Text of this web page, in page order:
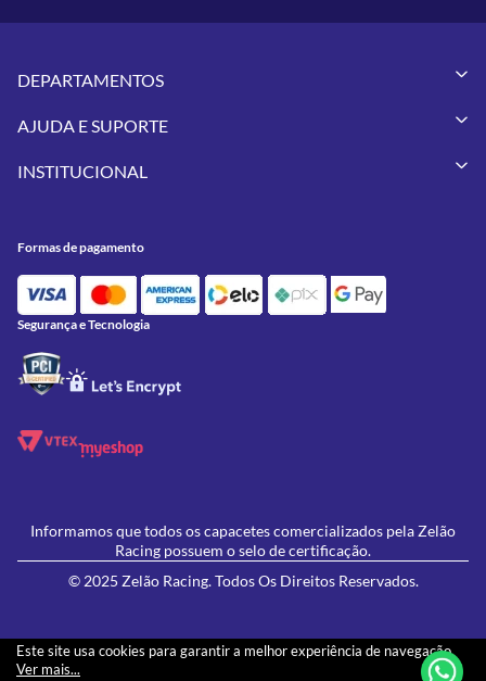
Este site usa cookies para garantir a melhor experiência de navegação.
Ver mais...
DEPARTAMENTOS
Vestuários
Pneus
Utilidades
Feminino
Lançamentos
AJUDA E SUPORTE
Meus Pedidos
Política de Privacidade
Política de Campanhas e promoções
INSTITUCIONAL
Contato
Oficina/Serviços
Formas de pagamento
Segurança e Tecnologia
Informamos que todos os capacetes comercializados pela Zelão
Racing possuem o selo de certificação.
© 2025 Zelão Racing. Todos Os Direitos Reservados.